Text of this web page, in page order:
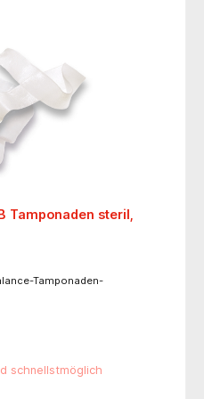
Tamponaden steril,
Tamponaden-
schnellstmöglich